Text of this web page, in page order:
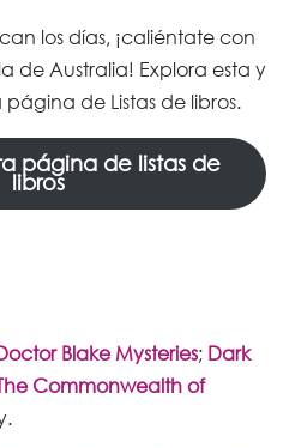
los días, ¡caliéntate con
de Australia! Explora esta y
página de Listas de libros.
página de listas de
libros
Blake Mysteries; Dark
Commonwealth of